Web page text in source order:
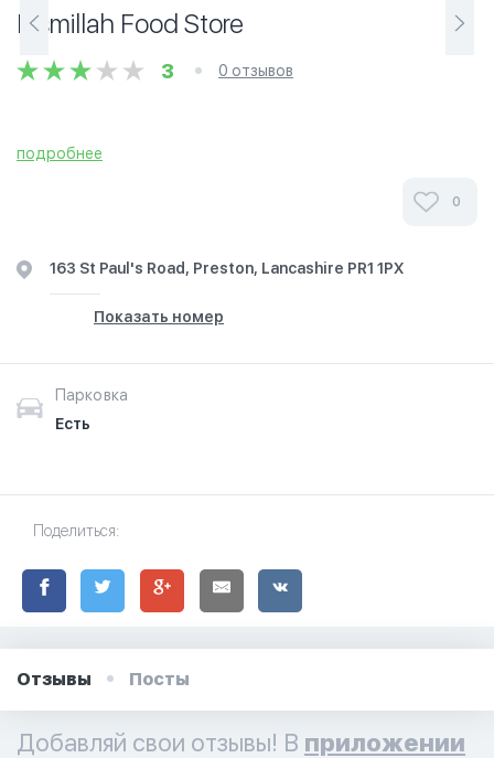
Bismillah Food Store
3 0 отзывов
подробнее
0
163 St Paul's Road, Preston, Lancashire PR1 1PX
Показать номер
Парковка
Есть
Поделиться:
Отзывы Посты
Добавляй свои отзывы! В приложении